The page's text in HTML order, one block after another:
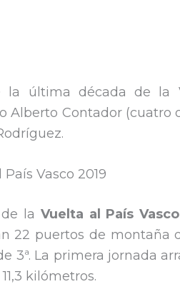
la última década de la
Alberto Contador (cuatro
Vasco 2019
la Vuelta al País Vasco
22 puertos de montaña
3ª. La primera jornada
kilómetros.